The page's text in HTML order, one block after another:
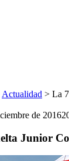
Actualidad > La
de 2016
Junior